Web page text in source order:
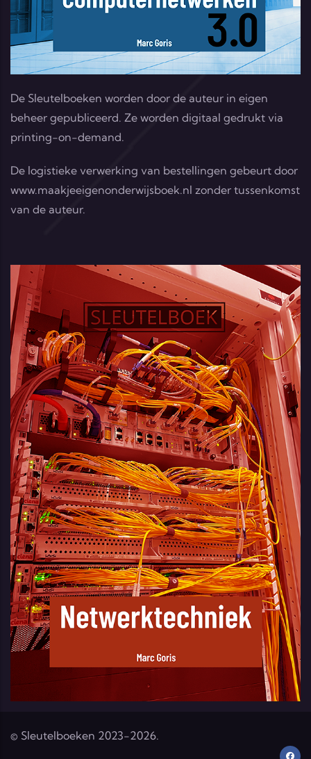
De Sleutelboeken worden door de auteur in eigen
beheer gepubliceerd. Ze worden digitaal gedrukt via
printing-on-demand.
De logistieke verwerking van bestellingen gebeurt door
www.maakjeeigenonderwijsboek.nl zonder tussenkomst
van de auteur.
© Sleutelboeken 2023-2026.